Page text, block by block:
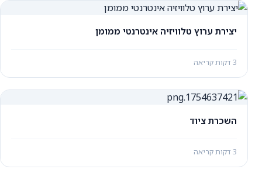
יצירת ערוץ טלוויזיה אינטרנטי ממומן
3 דקות קריאה
השכרת ציוד
3 דקות קריאה